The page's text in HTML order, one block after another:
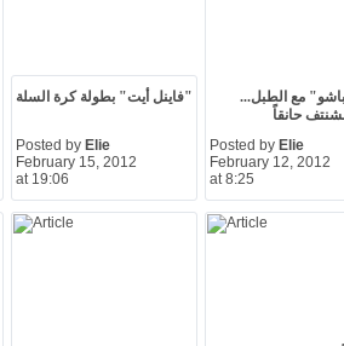
"فاينل أيت" بطولة كرة السلة
Posted by Elie
February 15, 2012
at 19:06
مع الطبل...
حانقاً
Posted by Elie
February 12, 2012
at 8:25